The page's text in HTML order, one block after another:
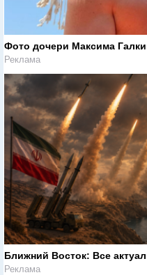
Фото дочери Максима
Реклама
Ближний Восток: Все
Реклама